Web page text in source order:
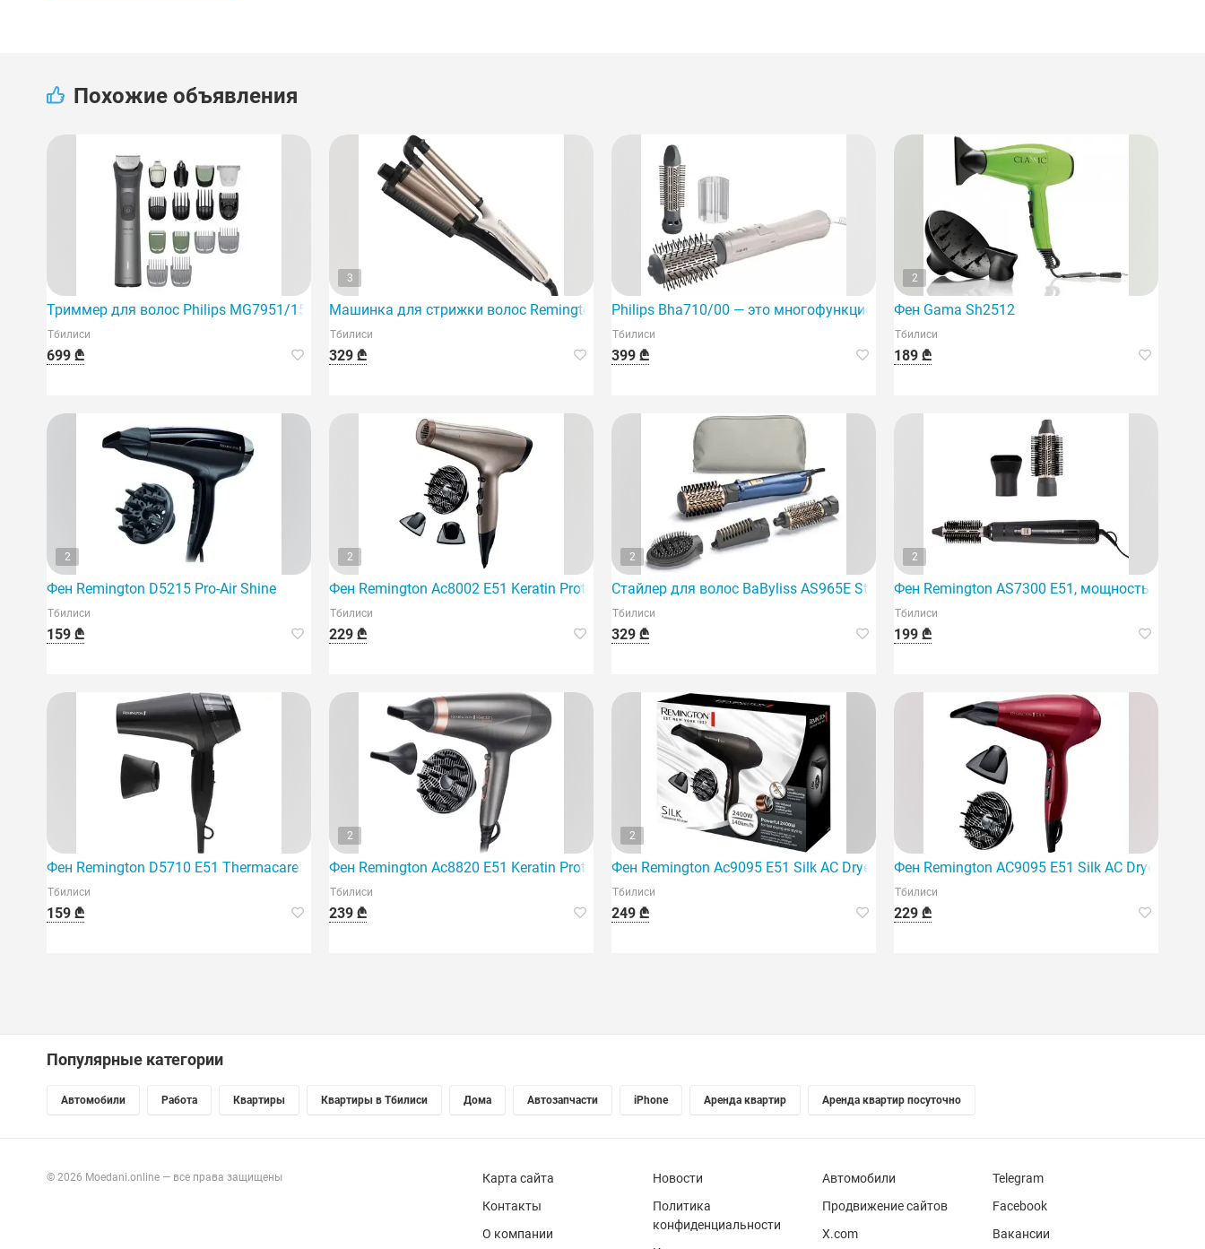
Похожие объявления
Триммер для волос Philips MG7951/15
Тбилиси
699 ₾
3
Машинка для стрижки волос Remington Ci91Aw
Тбилиси
329 ₾
Philips Bha710/00 — это многофункциональный стайлер для волос, позволяющий
Тбилиси
399 ₾
2
Фен Gama Sh2512
Тбилиси
189 ₾
2
Фен Remington D5215 Pro-Air Shine
Тбилиси
159 ₾
2
Фен Remington Ac8002 E51 Keratin Protect Dryer
Тбилиси
229 ₾
2
Стайлер для волос BaByliss AS965E Style Pro 1000, 1000 Вт, для укладки волос.
Тбилиси
329 ₾
2
Фен Remington AS7300 E51, мощность 800
Тбилиси
199 ₾
Фен Remington D5710 E51 Thermacare PRO 2200
Тбилиси
159 ₾
2
Фен Remington Ac8820 E51 Keratin Protect Dryer 2200
Тбилиси
239 ₾
2
Фен Remington Ac9095 E51 Silk AC Dryer — это профессиональный фен для волос.
Тбилиси
249 ₾
Фен Remington AC9095 E51 Silk AC Dryer
Тбилиси
229 ₾
Популярные категории
Автомобили Работа Квартиры Квартиры в Тбилиси Дома Автозапчасти iPhone Аренда квартир Аренда квартир посуточно
© 2026 Moedani.online — все права защищены
Карта сайта
Контакты
О компании
Новости
Политика
конфиденциальности
Автомобили
Продвижение сайтов
X.com
Telegram
Facebook
Вакансии